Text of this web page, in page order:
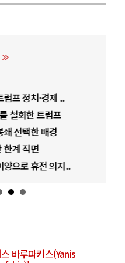
프 정치·경제 ..
철회한 트럼프
선택한 배경
한계 직면
양으로 휴전 의지..
바루파키스(Yanis